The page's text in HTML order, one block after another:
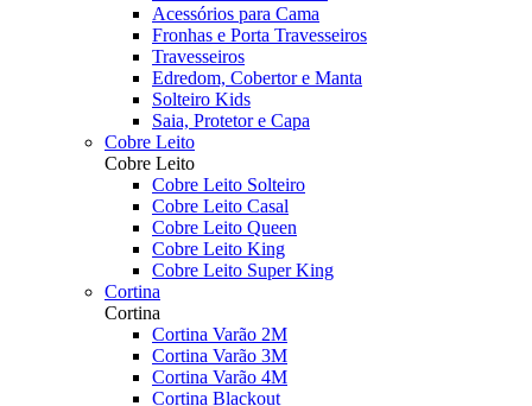
Acessórios para Cama
Fronhas e Porta Travesseiros
Travesseiros
Edredom, Cobertor e Manta
Solteiro Kids
Saia, Protetor e Capa
Cobre Leito
Cobre Leito
Cobre Leito Solteiro
Cobre Leito Casal
Cobre Leito Queen
Cobre Leito King
Cobre Leito Super King
Cortina
Cortina
Cortina Varão 2M
Cortina Varão 3M
Cortina Varão 4M
Cortina Blackout